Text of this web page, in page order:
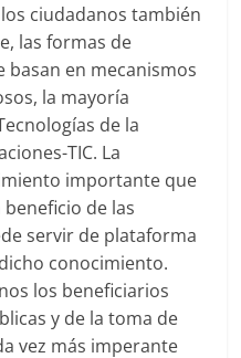
ciudadanos también
las formas de
basan en mecanismos
la mayoría
de la
TIC. La
importante que
de las
servir de plataforma
conocimiento.
los beneficiarios
y de la toma de
vez más imperante